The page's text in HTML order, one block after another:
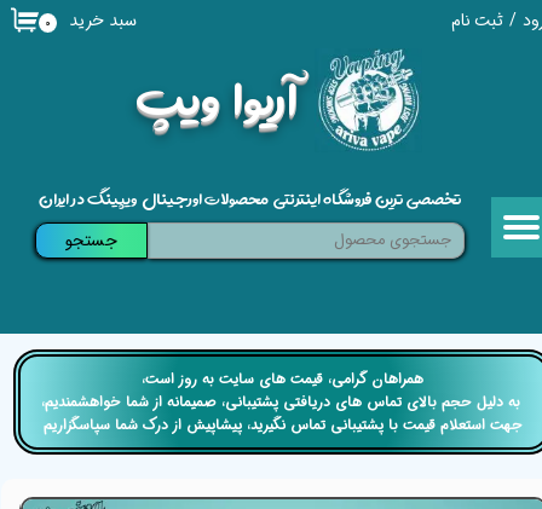
/ ثبت نام
حساب کاربری من
خروج از حساب کاربری
​آریوا ویپ
۰ سبد خرید
تخصصی ترین فروشگاه اینترنتی محصولات اورجینال ویپینگ در ایران
جستجو
​​همراهان گرامی، قیمت های سایت به روز است،
​​​​​​​ به دلیل حجم بالای تماس های دریافتی پشتیبانی، صمیمانه از شما خواهشمندیم،
جهت استعلام قیمت با پشتیبانی تماس نگیرید، پیشاپیش از درک شما سپاسگزاریم